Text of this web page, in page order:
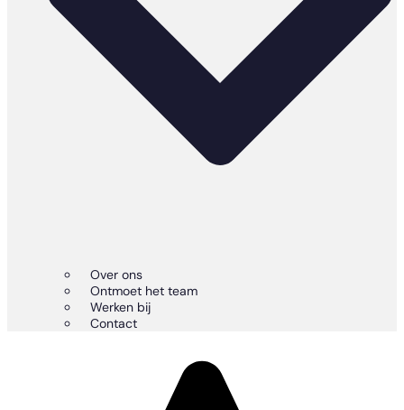
Over ons
Ontmoet het team
Werken bij
Contact